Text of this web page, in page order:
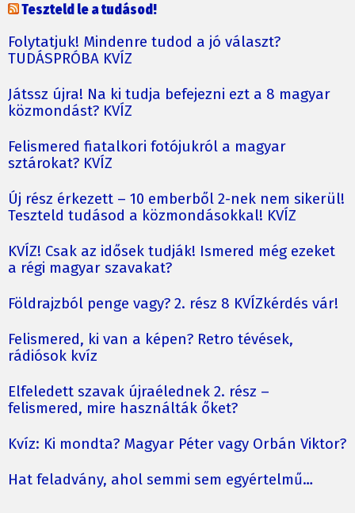
Teszteld le a tudásod!
Folytatjuk! Mindenre tudod a jó választ?
TUDÁSPRÓBA KVÍZ
Játssz újra! Na ki tudja befejezni ezt a 8 magyar
közmondást? KVÍZ
Felismered fiatalkori fotójukról a magyar
sztárokat? KVÍZ
Új rész érkezett – 10 emberből 2-nek nem sikerül!
Teszteld tudásod a közmondásokkal! KVÍZ
KVÍZ! Csak az idősek tudják! Ismered még ezeket
a régi magyar szavakat?
Földrajzból penge vagy? 2. rész 8 KVÍZkérdés vár!
Felismered, ki van a képen? Retro tévések,
rádiósok kvíz
Elfeledett szavak újraélednek 2. rész –
felismered, mire használták őket?
Kvíz: Ki mondta? Magyar Péter vagy Orbán Viktor?
Hat feladvány, ahol semmi sem egyértelmű…